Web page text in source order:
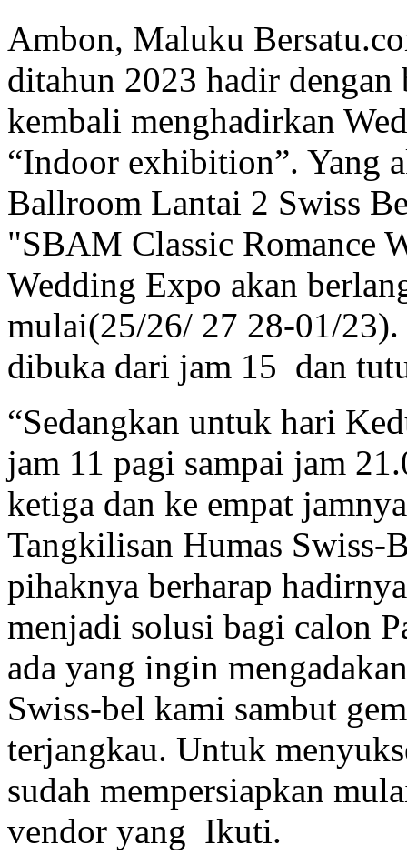
Ambon, Maluku
ditahun 2023 hadir
kembali menghadirkan
“Indoor exhibition”. Yang
Ballroom Lantai 2 Swiss
"SBAM Classic Romance
Wedding Expo akan
mulai(25/26/ 27 28-01/23).
dibuka dari jam 15 dan
“Sedangkan untuk hari
jam 11 pagi sampai jam
ketiga dan ke empat
Tangkilisan Humas Swiss-
pihaknya berharap
menjadi solusi bagi calon
ada yang ingin
Swiss-bel kami sambut
terjangkau. Untuk
sudah mempersiapkan
vendor yang Ikuti.